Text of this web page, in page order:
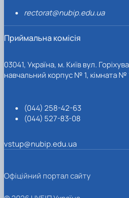
rectorat@nubip.edu.ua
Приймальна комісія
03041, Україна, м. Київ вул.
навчальний корпус № 1, кімната №
(044) 258-42-63
(044) 527-83-08
vstup@nubip.edu.ua
Офіційний портал сайту